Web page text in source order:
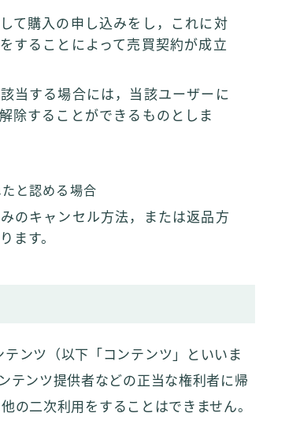
て購入の申し込みをし，これに対
することによって売買契約が成立
当する場合には，当該ユーザーに
除することができるものとしま
と認める場合
のキャンセル方法，または返品方
ます。
ンツ（以下「コンテンツ」といいま
テンツ提供者などの正当な権利者に帰
の二次利用をすることはできません。